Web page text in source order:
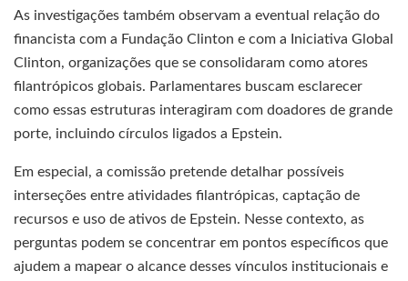
As investigações também observam a eventual relação do
financista com a Fundação Clinton e com a Iniciativa Global
Clinton, organizações que se consolidaram como atores
filantrópicos globais. Parlamentares buscam esclarecer
como essas estruturas interagiram com doadores de grande
porte, incluindo círculos ligados a Epstein.
Em especial, a comissão pretende detalhar possíveis
interseções entre atividades filantrópicas, captação de
recursos e uso de ativos de Epstein. Nesse contexto, as
perguntas podem se concentrar em pontos específicos que
ajudem a mapear o alcance desses vínculos institucionais e